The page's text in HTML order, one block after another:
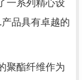
一系列精心设
品具有卓越的
聚酯纤维作为